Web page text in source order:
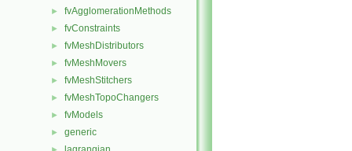
► fvAgglomerationMethods
► fvConstraints
► fvMeshDistributors
► fvMeshMovers
► fvMeshStitchers
► fvMeshTopoChangers
► fvModels
► generic